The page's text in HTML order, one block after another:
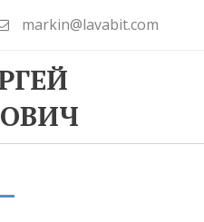
markin@lavabit.com